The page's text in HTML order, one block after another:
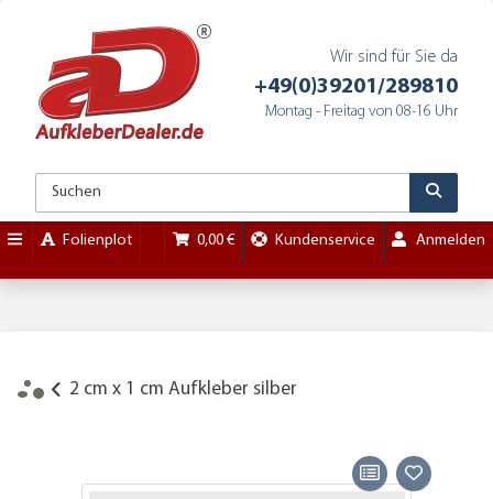
Wir sind für Sie da
+49(0)39201/289810
Montag - Freitag von 08-16 Uhr
Folienplot 0,00 € Kundenservice Anmelden
2 cm x 1 cm Aufkleber silber